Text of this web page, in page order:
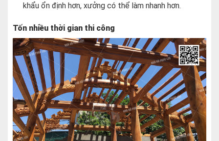
khẩu ổn định hơn, xưởng có thể làm nhanh hơn.
Tốn nhiều thời gian thi công